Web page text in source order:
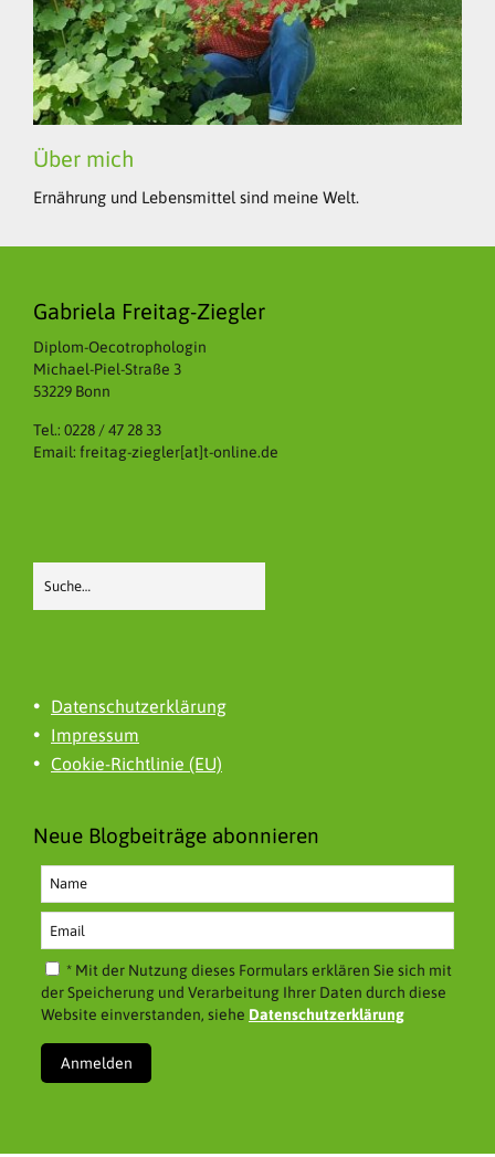
Über mich
Ernährung und Lebensmittel sind meine Welt.
Gabriela Freitag-Ziegler
Diplom-Oecotrophologin
Michael-Piel-Straße 3
53229 Bonn
Tel.: 0228 / 47 28 33
Email: freitag-ziegler[at]t-online.de
Datenschutzerklärung
Impressum
Cookie-Richtlinie (EU)
Neue Blogbeiträge abonnieren
* Mit der Nutzung dieses Formulars erklären Sie sich mit
der Speicherung und Verarbeitung Ihrer Daten durch diese
Website einverstanden, siehe Datenschutzerklärung